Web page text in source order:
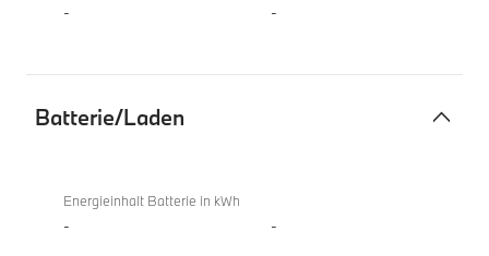
- -
Batterie/Laden
xDrive
Gran
Energieinhalt Batterie in kWh
- -